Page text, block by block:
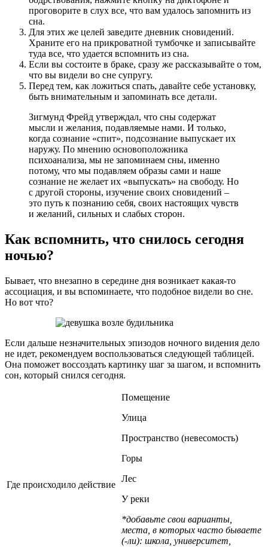
проговорите в слух все, что вам удалось запомнить из
сна.
Для этих же целей заведите дневник сновидений.
Храните его на прикроватной тумбочке и записывайте
туда все, что удается вспомнить из сна.
Если вы состоите в браке, сразу же рассказывайте о том,
что вы видели во сне супругу.
Перед тем, как ложиться спать, давайте себе установку,
быть внимательным и запоминать все детали.
Зигмунд Фрейд утверждал, что сны содержат
мысли и желания, подавляемые нами. И только,
когда сознание «спит», подсознание выпускает их
наружу. По мнению основоположника
психоанализа, мы не запоминаем сны, именно
потому, что мы подавляем образы сами и наше
сознание не желает их «выпускать» на свободу. Но
с другой стороны, изучение своих сновидений –
это путь к познанию себя, своих настоящих чувств
и желаний, сильных и слабых сторон.
Как вспомнить, что снилось сегодня
ночью?
Бывает, что внезапно в середине дня возникает какая-то
ассоциация, и вы вспоминаете, что подобное видели во сне.
Но вот что?
Если дальше незначительных эпизодов ночного видения дело
не идет, рекомендуем воспользоваться следующей таблицей.
Она поможет воссоздать картинку шаг за шагом, и вспомнить
сон, который снился сегодня.
Где происходило действие
Помещение
Улица
Пространство (невесомость)
Горы
Лес
У реки
*добавьте свои варианты,
места, в которых часто бываете
(-ли): школа, университет,